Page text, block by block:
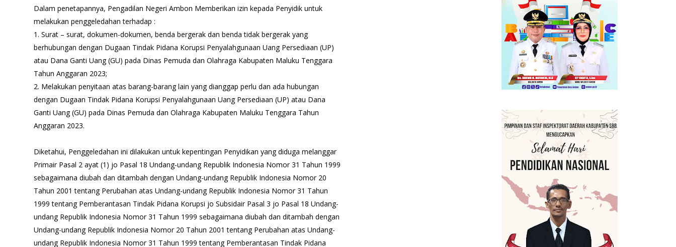
Dalam penetapannya, Pengadilan Negeri Ambon Memberikan izin kepada Penyidik untuk
melakukan penggeledahan terhadap :
1. Surat – surat, dokumen-dokumen, benda bergerak dan benda tidak bergerak yang
berhubungan dengan Dugaan Tindak Pidana Korupsi Penyalahgunaan Uang Persediaan (UP)
atau Dana Ganti Uang (GU) pada Dinas Pemuda dan Olahraga Kabupaten Maluku Tenggara
Tahun Anggaran 2023;
2. Melakukan penyitaan atas barang-barang lain yang dianggap perlu dan ada hubungan
dengan Dugaan Tindak Pidana Korupsi Penyalahgunaan Uang Persediaan (UP) atau Dana
Ganti Uang (GU) pada Dinas Pemuda dan Olahraga Kabupaten Maluku Tenggara Tahun
Anggaran 2023.
Diketahui, Penggeledahan ini dilakukan untuk kepentingan Penyidikan yang diduga melanggar
Primair Pasal 2 ayat (1) jo Pasal 18 Undang-undang Republik Indonesia Nomor 31 Tahun 1999
sebagaimana diubah dan ditambah dengan Undang-undang Republik Indonesia Nomor 20
Tahun 2001 tentang Perubahan atas Undang-undang Republik Indonesia Nomor 31 Tahun
1999 tentang Pemberantasan Tindak Pidana Korupsi jo Subsidair Pasal 3 jo Pasal 18 Undang-
undang Republik Indonesia Nomor 31 Tahun 1999 sebagaimana diubah dan ditambah dengan
Undang-undang Republik Indonesia Nomor 20 Tahun 2001 tentang Perubahan atas Undang-
undang Republik Indonesia Nomor 31 Tahun 1999 tentang Pemberantasan Tindak Pidana